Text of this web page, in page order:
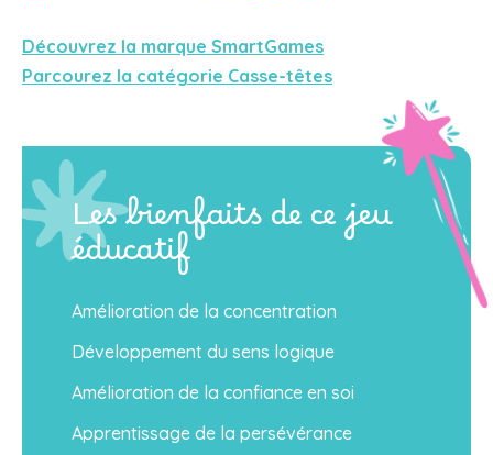
Découvrez la marque SmartGames
Parcourez la catégorie Casse-têtes
Les bienfaits de ce jeu
éducatif
Amélioration de la concentration
Développement du sens logique
Amélioration de la confiance en soi
Apprentissage de la persévérance